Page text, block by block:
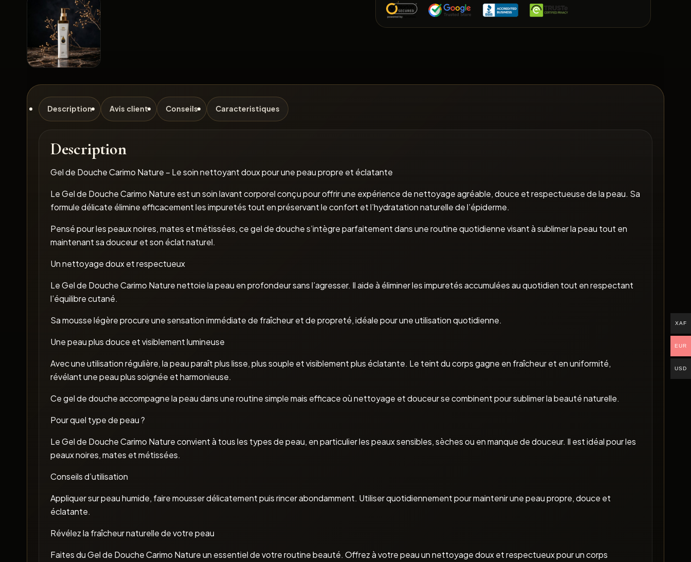
Description Avis client Conseils Caracteristiques
Description
Gel de Douche Carimo Nature – Le soin nettoyant doux pour une peau propre et éclatante
Le Gel de Douche Carimo Nature est un soin lavant corporel conçu pour offrir une expérience de nettoyage agréable, douce et respectueuse de la peau. Sa
formule délicate élimine efficacement les impuretés tout en préservant le confort et l’hydratation naturelle de l’épiderme.
Pensé pour les peaux noires, mates et métissées, ce gel de douche s’intègre parfaitement dans une routine quotidienne visant à sublimer la peau tout en
maintenant sa douceur et son éclat naturel.
Un nettoyage doux et respectueux
Le Gel de Douche Carimo Nature nettoie la peau en profondeur sans l’agresser. Il aide à éliminer les impuretés accumulées au quotidien tout en respectant
l’équilibre cutané.
Sa mousse légère procure une sensation immédiate de fraîcheur et de propreté, idéale pour une utilisation quotidienne.
Une peau plus douce et visiblement lumineuse
Avec une utilisation régulière, la peau paraît plus lisse, plus souple et visiblement plus éclatante. Le teint du corps gagne en fraîcheur et en uniformité,
révélant une peau plus soignée et harmonieuse.
Ce gel de douche accompagne la peau dans une routine simple mais efficace où nettoyage et douceur se combinent pour sublimer la beauté naturelle.
Pour quel type de peau ?
Le Gel de Douche Carimo Nature convient à tous les types de peau, en particulier les peaux sensibles, sèches ou en manque de douceur. Il est idéal pour les
peaux noires, mates et métissées.
Conseils d’utilisation
Appliquer sur peau humide, faire mousser délicatement puis rincer abondamment. Utiliser quotidiennement pour maintenir une peau propre, douce et
éclatante.
Révélez la fraîcheur naturelle de votre peau
Faites du Gel de Douche Carimo Nature un essentiel de votre routine beauté. Offrez à votre peau un nettoyage doux et respectueux pour un corps
XAF
EUR
USD